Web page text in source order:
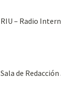
RIU – Radio
Sala de